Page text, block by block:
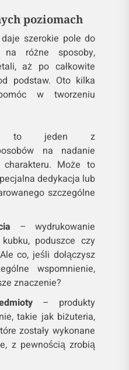
poziomach
szerokie pole do
różne sposoby,
aż po całkowite
podstaw. Oto kilka
w tworzeniu
jeden z
na nadanie
charakteru. Może to
dedykacja lub
szczególne
– wydrukowanie
poduszce czy
co, jeśli dołączysz
wspomnienie,
znaczenie?
– produkty
takie jak biżuteria,
zostały wykonane
z pewnością zrobią